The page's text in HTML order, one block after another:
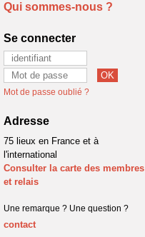
Qui sommes-nous ?
Se connecter
Mot de passe oublié ?
Adresse
75 lieux en France et à
l'international
Consulter la carte des membres
et relais
Une remarque ? Une question ?
contact